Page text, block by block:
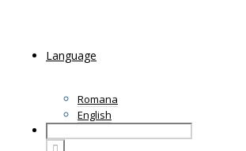
Language
Romana
English